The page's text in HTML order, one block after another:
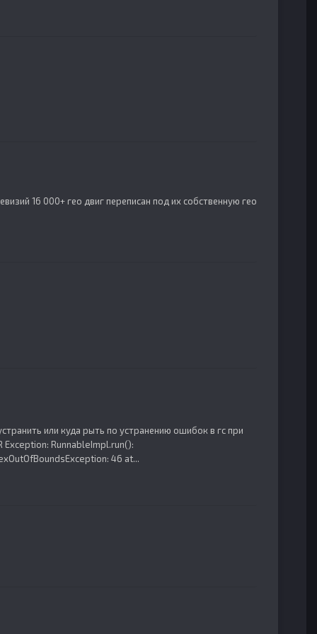
16 000+ гео двиг переписан под их собственную гео
или куда рыть по устранению ошибок в гс при
Exception: RunnableImpl.run():
46 at...